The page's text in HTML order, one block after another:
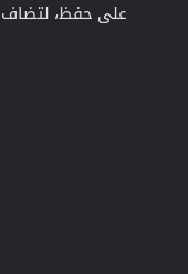
على حفظ، لتضاف